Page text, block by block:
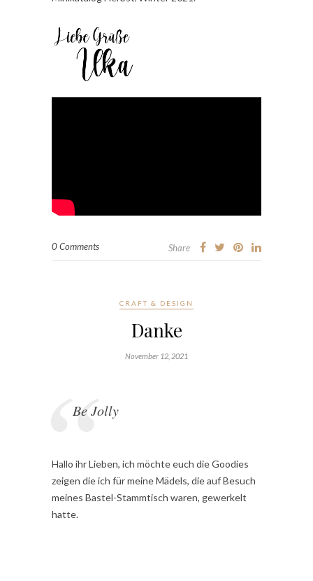
0 Comments Share
CRAFT & DESIGN
Danke
November 12, 2021
Be Jolly
Hallo ihr Lieben, ich möchte euch die Goodies
zeigen die ich für meine Mädels, die auf Besuch
meines Bastel-Stammtisch waren, gewerkelt
hatte.